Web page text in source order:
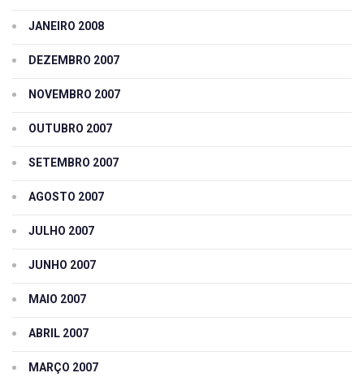
JANEIRO 2008
DEZEMBRO 2007
NOVEMBRO 2007
OUTUBRO 2007
SETEMBRO 2007
AGOSTO 2007
JULHO 2007
JUNHO 2007
MAIO 2007
ABRIL 2007
MARÇO 2007